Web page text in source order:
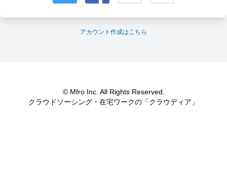
アカウント作成はこちら
© Mfro Inc. All Rights Reserved.
クラウドソーシング・在宅ワークの「クラウディア」